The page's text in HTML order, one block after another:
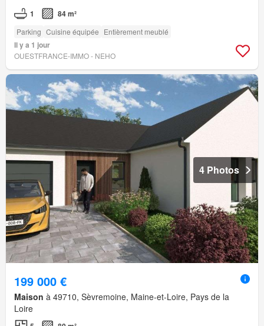
1 84 m²
Parking Cuisine équipée Entièrement meublé
Il y a 1 jour
OUESTFRANCE-IMMO - NEHO
4 Photos
199 000 €
Maison à 49710, Sèvremoine, Maine-et-Loire, Pays de la
Loire